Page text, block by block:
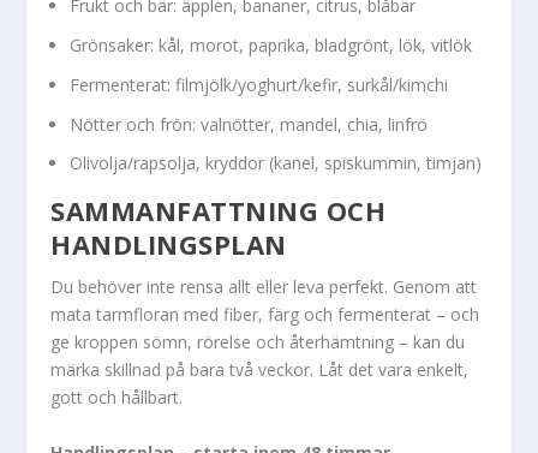
Frukt och bär: äpplen, bananer, citrus, blåbär
Grönsaker: kål, morot, paprika, bladgrönt, lök, vitlök
Fermenterat: filmjölk/yoghurt/kefir, surkål/kimchi
Nötter och frön: valnötter, mandel, chia, linfrö
Olivolja/rapsolja, kryddor (kanel, spiskummin, timjan)
SAMMANFATTNING OCH
HANDLINGSPLAN
Du behöver inte rensa allt eller leva perfekt. Genom att
mata tarmfloran med fiber, färg och fermenterat – och
ge kroppen sömn, rörelse och återhämtning – kan du
märka skillnad på bara två veckor. Låt det vara enkelt,
gott och hållbart.